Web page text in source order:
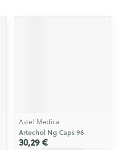
Astel Medica
Artechol Ng Caps 96
30,29 €